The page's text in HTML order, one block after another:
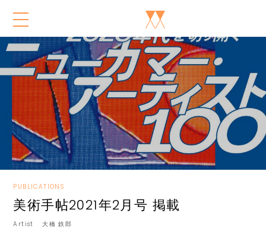
PUBLICATIONS
美術手帖2021年2月号 掲載
Artist 大橋 鉄郎